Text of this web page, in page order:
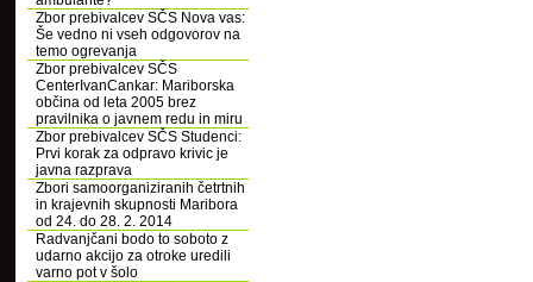
Zbor prebivalcev SČS Nova vas:
Še vedno ni vseh odgovorov na
temo ogrevanja
Zbor prebivalcev SČS
CenterIvanCankar: Mariborska
občina od leta 2005 brez
pravilnika o javnem redu in miru
Zbor prebivalcev SČS Studenci:
Prvi korak za odpravo krivic je
javna razprava
Zbori samoorganiziranih četrtnih
in krajevnih skupnosti Maribora
od 24. do 28. 2. 2014
Radvanjčani bodo to soboto z
udarno akcijo za otroke uredili
varno pot v šolo